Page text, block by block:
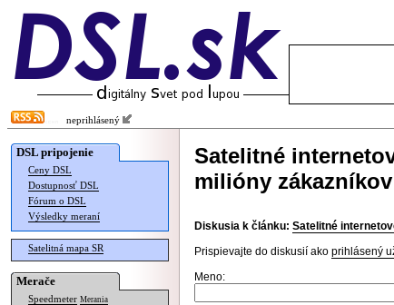
neprihlásený
DSL pripojenie
Ceny DSL
Dostupnosť DSL
Fórum o DSL
Výsledky meraní
Satelitná mapa SR
Merače
Speedmeter Merania
Satelitné
milióny zákazníkov
Diskusia k článku: Satelitné
Prispievajte do diskusií ako prihlásený
Meno: